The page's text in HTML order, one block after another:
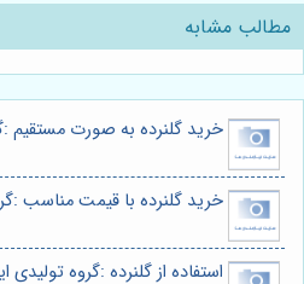
مطالب مشابه
خرید گلنرده به صورت مستقیم
خرید گلنرده با قیمت مناسب
استفاده از گلنرده :گروه تولیدی